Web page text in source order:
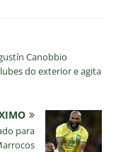
Canobbio
do exterior e agita
para